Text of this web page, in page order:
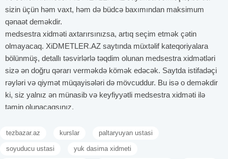
sizin üçün həm vaxt, həm də büdcə baxımından maksimum
qənaət deməkdir.
medsestra xidməti axtarırsınızsa, artıq seçim etmək çətin
olmayacaq. XiDMETLER.AZ saytında müxtəlif kateqoriyalara
bölünmüş, detallı təsvirlərlə təqdim olunan medsestra xidmətləri
sizə ən doğru qərarı verməkdə kömək edəcək. Saytda istifadəçi
rəyləri və qiymət müqayisələri də mövcuddur. Bu isə o deməkdir
ki, siz yalnız ən münasib və keyfiyyətli medsestra xidməti ilə
təmin olunacaqsınız.
tezbazar.az kurslar paltaryuyan ustasi
soyuducu ustasi yuk dasima xidmeti